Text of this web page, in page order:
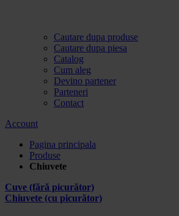
Cautare dupa produse
Cautare dupa piesa
Catalog
Cum aleg
Devino partener
Parteneri
Contact
Account
Pagina principala
Produse
Chiuvete
Cuve (fără picurător)
Chiuvete (cu picurător)